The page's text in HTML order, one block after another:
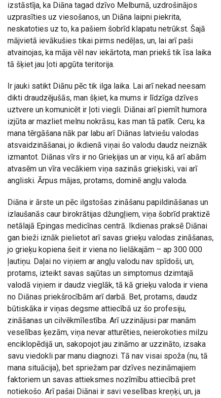
izstāstīja, ka Diāna tagad dzīvo Melburnā, uzdrošinājos
uzprasīties uz viesošanos, un Diāna laipni piekrita,
neskatoties uz to, ka pašiem šobrīd klapatu netrūkst. Šajā
mājvietā ievākušies tikai pirms nedēļas, un, lai arī paši
atvainojas, ka māja vēl nav iekārtota, man priekš tik īsa laika
tā šķiet jau ļoti apgūta teritorija.
Ir jauki satikt Diānu pēc tik ilga laika. Lai arī nekad neesam
dikti draudzējušās, man šķiet, ka mums ir līdzīga dzīves
uztvere un komunicēt ir ļoti viegli. Diānai arī piemīt humora
izjūta ar mazliet melnu nokrāsu, kas man tā patīk. Ceru, ka
mana tērgāšana nāk par labu arī Diānas latviešu valodas
atsvaidzināšanai, jo ikdienā viņai šo valodu daudz neiznāk
izmantot. Diānas vīrs ir no Grieķijas un ar viņu, kā arī abām
atvasēm un vīra vecākiem viņa sazinās grieķiski, vai arī
angliski. Ārpus mājas, protams, dominē angļu valoda.
Diāna ir ārste un pēc ilgstošas zināšanu papildināšanas un
izlaušanās caur birokrātijas džungļiem, viņa šobrīd praktizē
netālajā Epingas medicīnas centrā. Ikdienas praksē Diānai
gan bieži iznāk pielietot arī savas grieķu valodas zināšanas,
jo grieķu kopiena šeit ir viena no lielākajām – ap 300 000
ļautiņu. Daļai no viņiem ar angļu valodu nav spīdoši, un,
protams, izteikt savas sajūtas un simptomus dzimtajā
valodā viņiem ir daudz vieglāk, tā kā grieķu valoda ir viena
no Diānas priekšrocībām arī darbā. Bet, protams, daudz
būtiskāka ir viņas degsme attiecībā uz šo profesiju,
zināšanas un cilvēkmīlestība. Arī uzzinājusi par manām
veselības ķezām, viņa nevar atturēties, neierokoties milzu
enciklopēdijā un, sakopojot jau zināmo ar uzzināto, izsaka
savu viedokli par manu diagnozi. Tā nav visai spoža (nu, tā
mana situācija), bet spriežam par dzīves nezināmajiem
faktoriem un savas attieksmes nozīmību attiecībā pret
notiekošo. Arī pašai Diānai ir savi veselības kreņķi, un, ja